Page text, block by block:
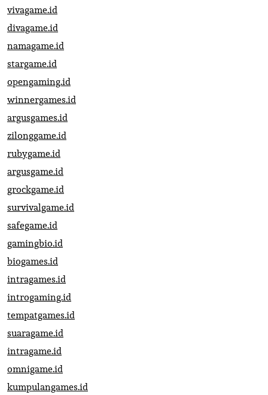
vivagame.id
divagame.id
namagame.id
stargame.id
opengaming.id
winnergames.id
argusgames.id
zilonggame.id
rubygame.id
argusgame.id
grockgame.id
survivalgame.id
safegame.id
gamingbio.id
biogames.id
intragames.id
introgaming.id
tempatgames.id
suaragame.id
intragame.id
omnigame.id
kumpulangames.id